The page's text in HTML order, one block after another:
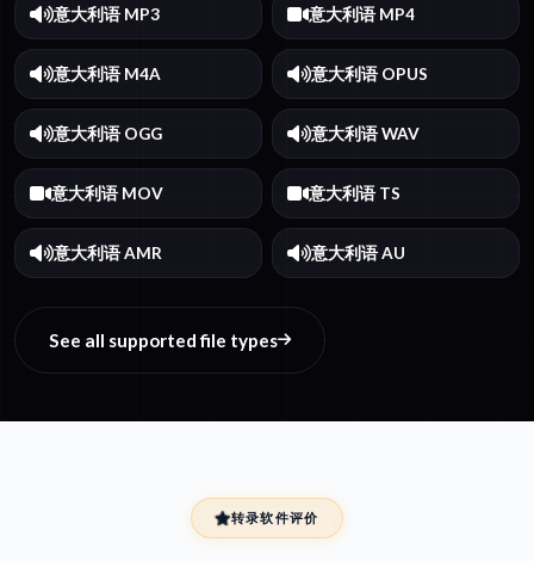
意大利语 MP3 意大利语 MP4
意大利语 M4A 意大利语 OPUS
意大利语 OGG 意大利语 WAV
意大利语 MOV 意大利语 TS
意大利语 AMR 意大利语 AU
See all supported file types
转录软件评价